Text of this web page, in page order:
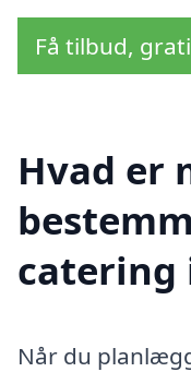
Få tilbud,
Hvad er
catering
Når du